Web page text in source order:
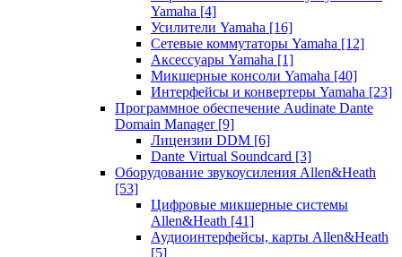
Yamaha [4]
Усилители Yamaha [16]
Сетевые коммутаторы Yamaha [12]
Аксессуары Yamaha [1]
Микшерные консоли Yamaha [40]
Интерфейсы и конвертеры Yamaha [23]
Программное обеспечение Audinate Dante
Domain Manager [9]
Лицензии DDM [6]
Dante Virtual Soundcard [3]
Оборудование звукоусиления Allen&Heath
[53]
Цифровые микшерные системы
Allen&Heath [41]
Аудиоинтерфейсы, карты Allen&Heath
[5]